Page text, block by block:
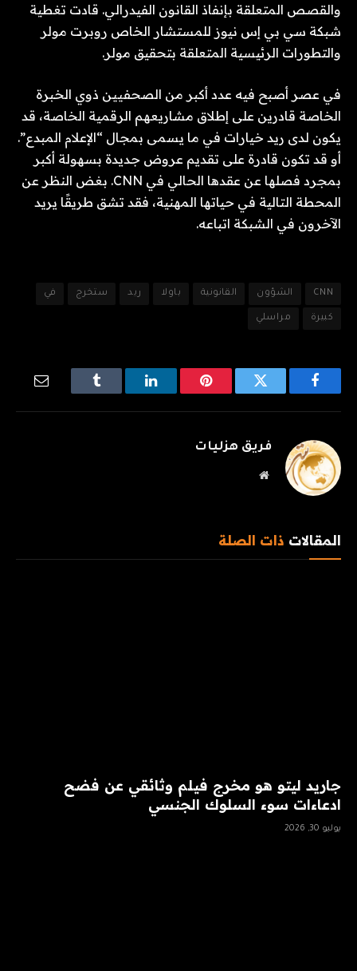
والقصص المتعلقة بإنفاذ القانون الفيدرالي. قادت تغطية
شبكة سي بي إس نيوز للمستشار الخاص روبرت مولر
والتطورات الرئيسية المتعلقة بتحقيق مولر.
في عصر أصبح فيه عدد أكبر من الصحفيين ذوي الخبرة
الخاصة قادرين على إطلاق مشاريعهم الرقمية الخاصة، قد
يكون لدى ريد خيارات في ما يسمى بمجال “الإعلام المبدع”.
أو قد تكون قادرة على تقديم عروض جديدة بسهولة أكبر
بمجرد فصلها عن عقدها الحالي في CNN. بغض النظر عن
المحطة التالية في حياتها المهنية، فقد تشق طريقًا يريد
الآخرون في الشبكة اتباعه.
CNN الشؤون القانونية باولا ريد ستخرج في
كبيرة مراسلي
فيسبوك تويتر بينتيريستلينكدإن Tumblr
البريد
فريق هزليات
موقع
المقالات ذات الصلة
جاريد ليتو هو مخرج فيلم وثائقي عن فضح
ادعاءات سوء السلوك الجنسي
يوليو 30, 2026